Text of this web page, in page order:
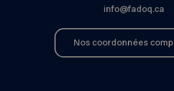
info@fadoq.ca
Nos coordonnées